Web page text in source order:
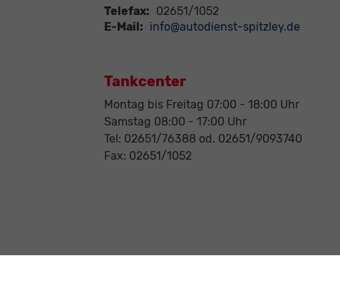
Telefax: 02651/1052
E-Mail: info@autodienst-spitzley.de
Tankcenter
Montag bis Freitag 07:00 - 18:00 Uhr
Samstag 08:00 - 17:00 Uhr
Tel: 02651/76388 od. 02651/9093740
Fax: 02651/1052